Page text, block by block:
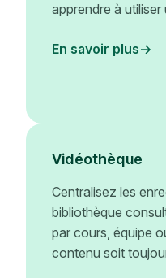
apprendre à
En savoir plus
Vidéothèque
Centralisez les
bibliothèque
par cours, équipe
contenu soit